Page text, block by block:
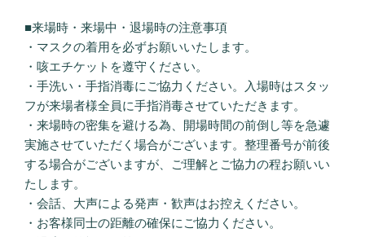
■来場時・来場中・退場時の注意事項
・マスクの着用を必ずお願いいたします。
・咳エチケットを遵守ください。
・手洗い・手指消毒にご協力ください。入場時はスタッ
フが来場者様全員に手指消毒させていただきます。
・来場時の密集を避ける為、開場時間の前倒し等を急遽
実施させていただく場合がございます。整理番号が前後
する場合がございますが、ご理解とご協力の程お願いい
たします。
・会話、大声による発声・歓声はお控えください。
・お客様同士の距離の確保にご協力ください。